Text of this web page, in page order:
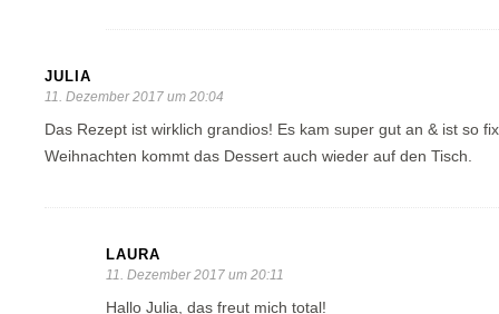
JULIA
11. Dezember 2017 um 20:04
Das Rezept ist wirklich grandios! Es kam super gut an & ist so
Weihnachten kommt das Dessert auch wieder auf den Tisch.
LAURA
11. Dezember 2017 um 20:11
Hallo Julia, das freut mich total!